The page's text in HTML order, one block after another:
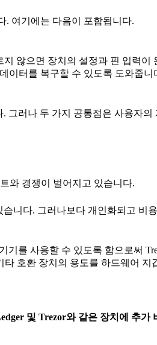
. 여기에는 다음이 포함됩니다.
않으면 장치의 설정과 핀 입력이
이터를 복구할 수 있도록 도와줍니
러나 두 가지 공통점은 사용자의
와 경쟁이 벌어지고 있습니다.
니다. 그러나보다 개인화되고 비
를 사용할 수 있도록 함으로써
호환 장치의 용도를 하드웨어 지
및 Trezor와 같은 장치에 추가